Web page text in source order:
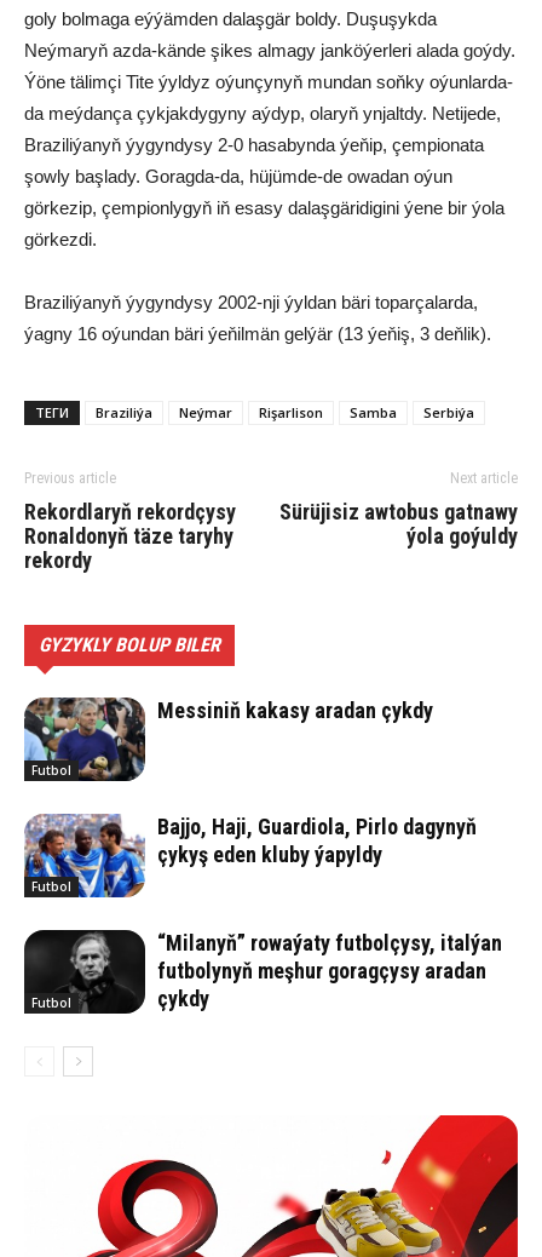
goly bolmaga eýýämden dalaşgär boldy. Duşuşykda
Neýmaryň azda-kände şikes almagy janköýerleri alada goýdy.
Ýöne tälimçi Tite ýyldyz oýunçynyň mundan soňky oýunlarda-
da meýdança çykjakdygyny aýdyp, olaryň ynjaltdy. Netijede,
Braziliýanyň ýygyndysy 2-0 hasabynda ýeňip, çempionata
şowly başlady. Goragda-da, hüjümde-de owadan oýun
görkezip, çempionlygyň iň esasy dalaşgäridigini ýene bir ýola
görkezdi.
Braziliýanyň ýygyndysy 2002-nji ýyldan bäri toparçalarda,
ýagny 16 oýundan bäri ýeňilmän gelýär (13 ýeňiş, 3 deňlik).
ТЕГИ Braziliýa Neýmar Rişarlison Samba Serbiýa
Previous article
Rekordlaryň rekordçysy
Ronaldonyň täze taryhy
rekordy
Next article
Sürüjisiz awtobus gatnawy
ýola goýuldy
GYZYKLY BOLUP BILER
Futbol
Messiniň kakasy aradan çykdy
Futbol
Bajjo, Haji, Guardiola, Pirlo dagynyň
çykyş eden kluby ýapyldy
Futbol
“Milanyň” rowaýaty futbolçysy, italýan
futbolynyň meşhur goragçysy aradan
çykdy